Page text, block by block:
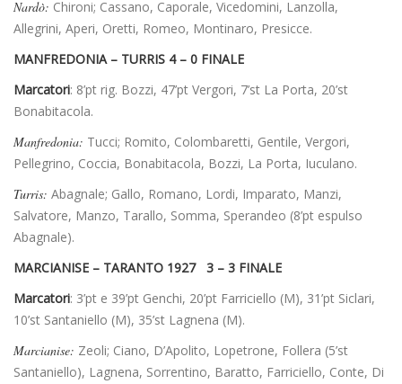
Nardò: Chironi; Cassano, Caporale, Vicedomini, Lanzolla,
Allegrini, Aperi, Oretti, Romeo, Montinaro, Presicce.
MANFREDONIA – TURRIS 4 – 0 FINALE
Marcatori: 8’pt rig. Bozzi, 47’pt Vergori, 7’st La Porta, 20’st
Bonabitacola.
Manfredonia: Tucci; Romito, Colombaretti, Gentile, Vergori,
Pellegrino, Coccia, Bonabitacola, Bozzi, La Porta, Iuculano.
Turris: Abagnale; Gallo, Romano, Lordi, Imparato, Manzi,
Salvatore, Manzo, Tarallo, Somma, Sperandeo (8’pt espulso
Abagnale).
MARCIANISE – TARANTO 1927 3 – 3 FINALE
Marcatori: 3’pt e 39’pt Genchi, 20’pt Farriciello (M), 31’pt Siclari,
10’st Santaniello (M), 35’st Lagnena (M).
Marcianise: Zeoli; Ciano, D’Apolito, Lopetrone, Follera (5’st
Santaniello), Lagnena, Sorrentino, Baratto, Farriciello, Conte, Di